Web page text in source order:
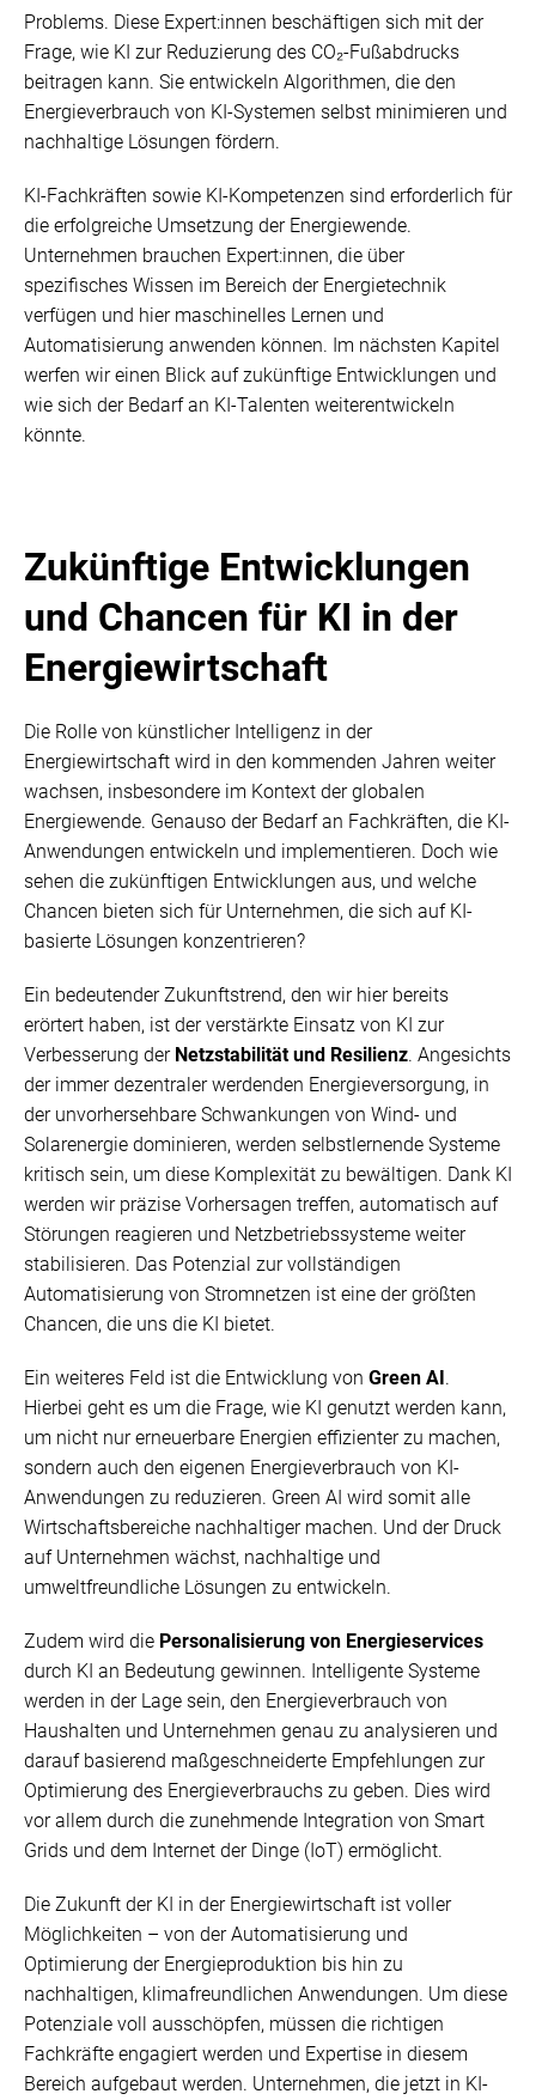
Problems. Diese Expert:innen beschäftigen sich mit der
Frage, wie KI zur Reduzierung des CO₂-Fußabdrucks
beitragen kann. Sie entwickeln Algorithmen, die den
Energieverbrauch von KI-Systemen selbst minimieren und
nachhaltige Lösungen fördern.
KI-Fachkräften sowie KI-Kompetenzen sind erforderlich für
die erfolgreiche Umsetzung der Energiewende.
Unternehmen brauchen Expert:innen, die über
spezifisches Wissen im Bereich der Energietechnik
verfügen und hier maschinelles Lernen und
Automatisierung anwenden können. Im nächsten Kapitel
werfen wir einen Blick auf zukünftige Entwicklungen und
wie sich der Bedarf an KI-Talenten weiterentwickeln
könnte.
Zukünftige Entwicklungen
und Chancen für KI in der
Energiewirtschaft
Die Rolle von künstlicher Intelligenz in der
Energiewirtschaft wird in den kommenden Jahren weiter
wachsen, insbesondere im Kontext der globalen
Energiewende. Genauso der Bedarf an Fachkräften, die KI-
Anwendungen entwickeln und implementieren. Doch wie
sehen die zukünftigen Entwicklungen aus, und welche
Chancen bieten sich für Unternehmen, die sich auf KI-
basierte Lösungen konzentrieren?
Ein bedeutender Zukunftstrend, den wir hier bereits
erörtert haben, ist der verstärkte Einsatz von KI zur
Verbesserung der Netzstabilität und Resilienz. Angesichts
der immer dezentraler werdenden Energieversorgung, in
der unvorhersehbare Schwankungen von Wind- und
Solarenergie dominieren, werden selbstlernende Systeme
kritisch sein, um diese Komplexität zu bewältigen. Dank KI
werden wir präzise Vorhersagen treffen, automatisch auf
Störungen reagieren und Netzbetriebssysteme weiter
stabilisieren. Das Potenzial zur vollständigen
Automatisierung von Stromnetzen ist eine der größten
Chancen, die uns die KI bietet.
Ein weiteres Feld ist die Entwicklung von Green AI.
Hierbei geht es um die Frage, wie KI genutzt werden kann,
um nicht nur erneuerbare Energien effizienter zu machen,
sondern auch den eigenen Energieverbrauch von KI-
Anwendungen zu reduzieren. Green AI wird somit alle
Wirtschaftsbereiche nachhaltiger machen. Und der Druck
auf Unternehmen wächst, nachhaltige und
umweltfreundliche Lösungen zu entwickeln.
Zudem wird die Personalisierung von Energieservices
durch KI an Bedeutung gewinnen. Intelligente Systeme
werden in der Lage sein, den Energieverbrauch von
Haushalten und Unternehmen genau zu analysieren und
darauf basierend maßgeschneiderte Empfehlungen zur
Optimierung des Energieverbrauchs zu geben. Dies wird
vor allem durch die zunehmende Integration von Smart
Grids und dem Internet der Dinge (IoT) ermöglicht.
Die Zukunft der KI in der Energiewirtschaft ist voller
Möglichkeiten – von der Automatisierung und
Optimierung der Energieproduktion bis hin zu
nachhaltigen, klimafreundlichen Anwendungen. Um diese
Potenziale voll ausschöpfen, müssen die richtigen
Fachkräfte engagiert werden und Expertise in diesem
Bereich aufgebaut werden. Unternehmen, die jetzt in KI-